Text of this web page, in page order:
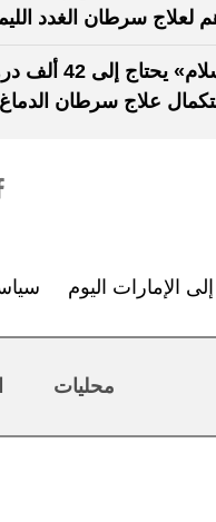
لعلاج سرطان الغدد
«إسلام» يحتاج إلى
علاج سرطان الدماغ
الإمارات اليوم
محليات